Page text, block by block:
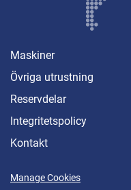
Maskiner
Övriga utrustning
Reservdelar
Integritetspolicy
Kontakt
Manage Cookies